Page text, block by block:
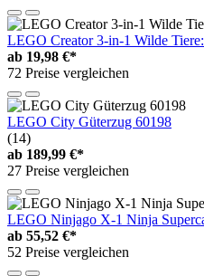
LEGO Creator 3-in-1 Wilde
ab 19,98 €*
72 Preise vergleichen
LEGO City Güterzug 60198
(14)
ab 189,99 €*
27 Preise vergleichen
LEGO Ninjago X-1 Ninja
ab 55,52 €*
52 Preise vergleichen